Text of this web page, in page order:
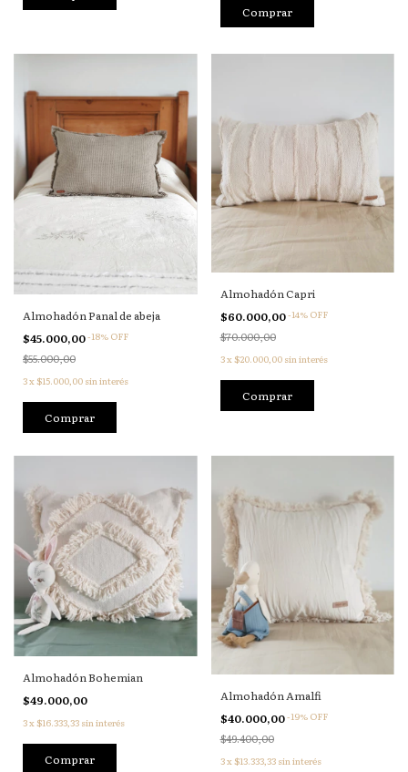
Almohadón Panal de abeja
$45.000,00-18% OFF
$55.000,00
3x $15.000,00 sin interés
Comprar
Almohadón Capri
$60.000,00-14% OFF
$70.000,00
3x$20.000,00 sin interés
Almohadón Bohemian
$49.000,00
3x$16.333,33 sin interés
Almohadón Amalfi
$40.000,00-19% OFF
$49.400,00
3x$13.333,33 sin interés